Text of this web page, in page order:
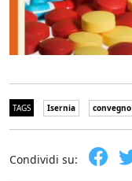
TAGS Isernia convegno
Condividi su: